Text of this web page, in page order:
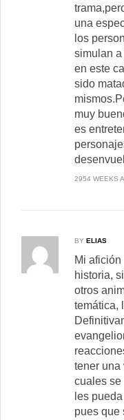
una
los
simulan
en este
sido
muy
es
2954 WEEKS
BY ELIAS
Mi
historia,
otros
temática,
tener una
cuales se
les
pues que